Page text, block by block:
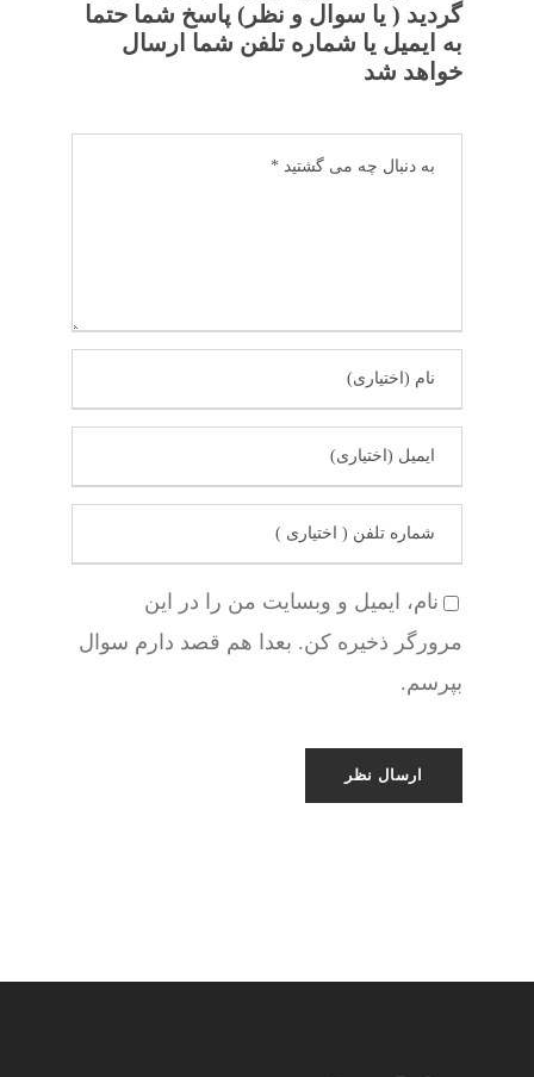
گردید ( یا سوال و نظر) پاسخ شما حتما
به ایمیل یا شماره تلفن شما ارسال
خواهد شد
نام، ایمیل و وبسایت من را در این
مرورگر ذخیره کن. بعدا هم قصد دارم سوال
بپرسم.